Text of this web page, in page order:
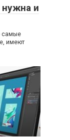
и
самые
имеют